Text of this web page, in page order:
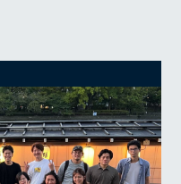
変態
対談
ー
カルチャー
イベントレポート